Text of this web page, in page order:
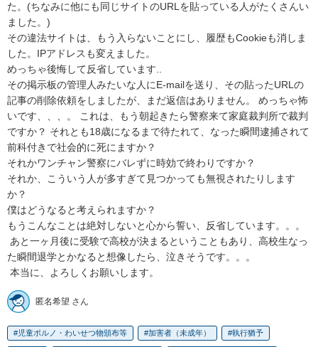
た。(ちなみに他にも同じサイトのURLを貼っている人がたくさんい
ました。)
その違法サイトは、もう入らないことにし、履歴もCookieも消しま
した。IPアドレスも変えました。
めっちゃ後悔して反省しています..
その掲示板の管理人みたいな人にE-mailを送り、その貼ったURLの
記事の削除依頼をしましたが、まだ返信はありません。 めっちゃ怖
いです、、、。 これは、もう朝起きたら警察来て家庭裁判所で裁判
ですか？ それとも18歳になるまで待たれて、なった瞬間逮捕されて
前科付きで社会的に死にますか？
それかワンチャン警察にバレずに時効で終わりですか？
それか、こういう人が多すぎて見つかっても無視されたりします
か？
僕はどうなると考えられますか？
もうこんなことは絶対しないと心から誓い、反省しています。。。
た瞬間退学とかなると想像したら、泣きそうです。。。
本当に、よろしくお願いします。
匿名希望 さん
児童ポルノ・わいせつ物頒布等 加害者（未成年） 執行猶予